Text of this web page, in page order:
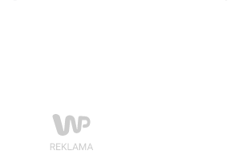
jesień/zima 2015/2016 nadszedł czas